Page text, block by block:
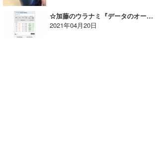
☆加藤のウラナミ『データのオープン・シェア革命』
2021年04月20日